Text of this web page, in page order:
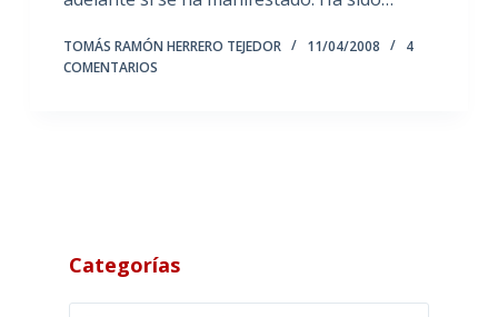
TOMÁS RAMÓN HERRERO TEJEDOR 11/04/2008
4
COMENTARIOS
Categorías